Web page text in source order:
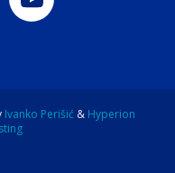
Ivanko Perišić & Hyperion